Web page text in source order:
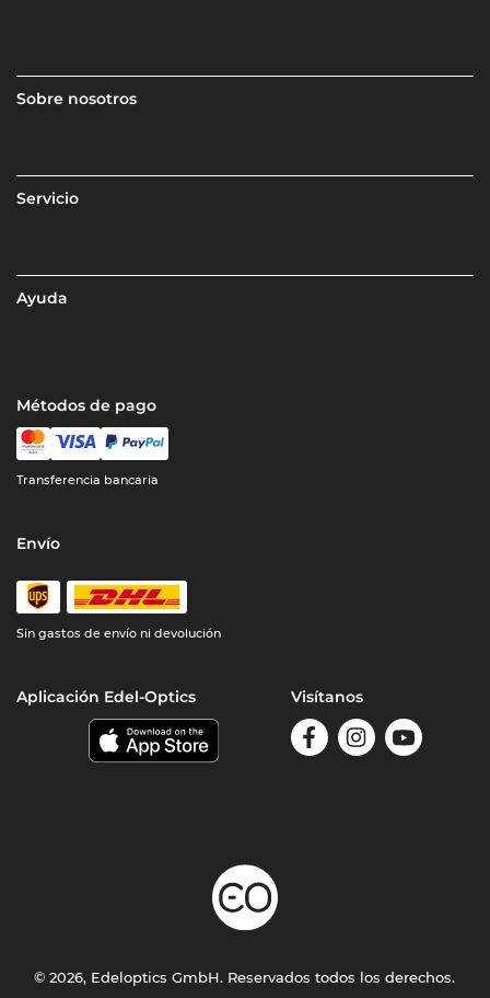
Sobre nosotros
Servicio
Ayuda
Métodos de pago
Transferencia bancaria
Envío
Sin gastos de envío ni devolución
Aplicación Edel-Optics Visítanos
© 2026, Edeloptics GmbH. Reservados todos los derechos.